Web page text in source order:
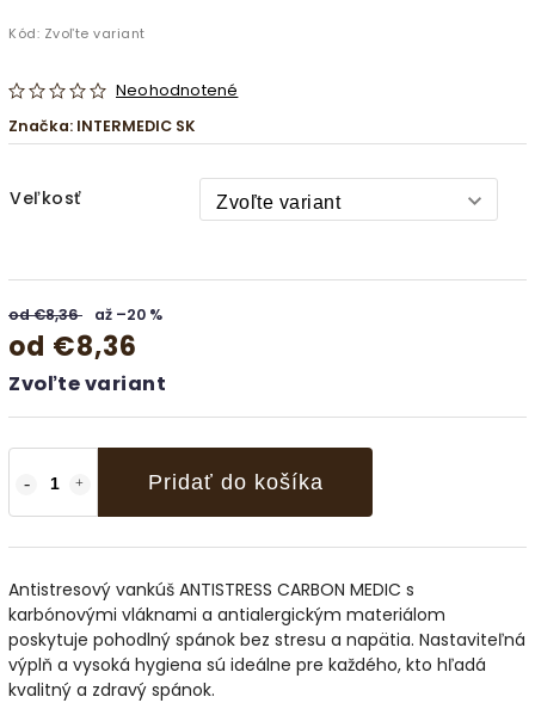
Kód: Zvoľte variant
Neohodnotené
Značka: INTERMEDIC SK
Veľkosť
od €8,36 až –20 %
od €8,36
Zvoľte variant
Pridať do košíka
Antistresový vankúš ANTISTRESS CARBON MEDIC s
karbónovými vláknami a antialergickým materiálom
poskytuje pohodlný spánok bez stresu a napätia. Nastaviteľná
výplň a vysoká hygiena sú ideálne pre každého, kto hľadá
kvalitný a zdravý spánok.